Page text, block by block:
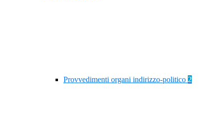
Provvedimenti organi indirizzo-politico 2